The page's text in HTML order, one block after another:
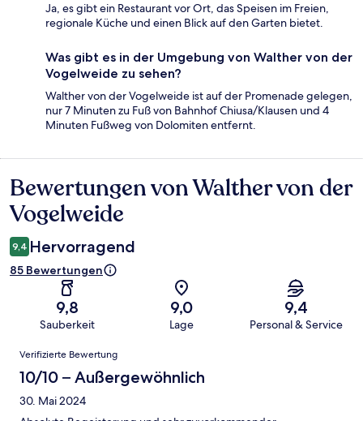
Ja, es gibt ein Restaurant vor Ort, das Speisen im Freien,
regionale Küche und einen Blick auf den Garten bietet.
Was gibt es in der Umgebung von Walther von der
Vogelweide zu sehen?
Walther von der Vogelweide ist auf der Promenade gelegen,
nur 7 Minuten zu Fuß von Bahnhof Chiusa/Klausen und 4
Minuten Fußweg von Dolomiten entfernt.
Bewertungen
Bewertungen von Walther von der
Vogelweide
9,4 Hervorragend
85 Bewertungen
9,8
Sauberkeit
9,0
Lage
9,4
Personal & Service
Bewertungen
Verifizierte Bewertung
10/10 – Außergewöhnlich
30. Mai 2024